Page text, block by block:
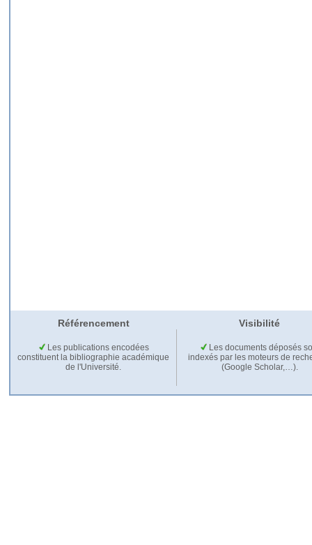
Référencement Visibilité
Les publications encodées
constituent la bibliographie académique
de l'Université.
Les documents déposés
indexés par les moteurs de
(Google Scholar,…).